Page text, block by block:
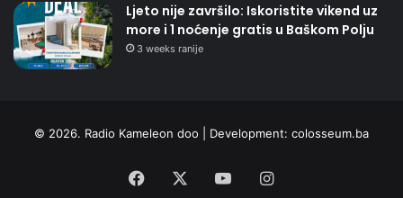
Ljeto nije završilo: Iskoristite vikend uz
more i 1 noćenje gratis u Baškom Polju
3 weeks ranije
© 2026. Radio Kameleon doo | Development: colosseum.ba
Facebook YouTubeInstagram